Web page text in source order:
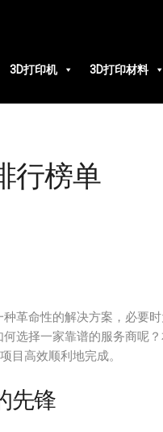
3D打印机 3D打印材料
行榜单
革命性的解决方案，必要
选择一家靠谱的服务商呢
目高效顺利地完成。
先锋